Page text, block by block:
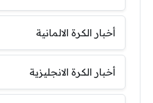
أخبار الكرة الالمانية
أخبار الكرة الانجليزية